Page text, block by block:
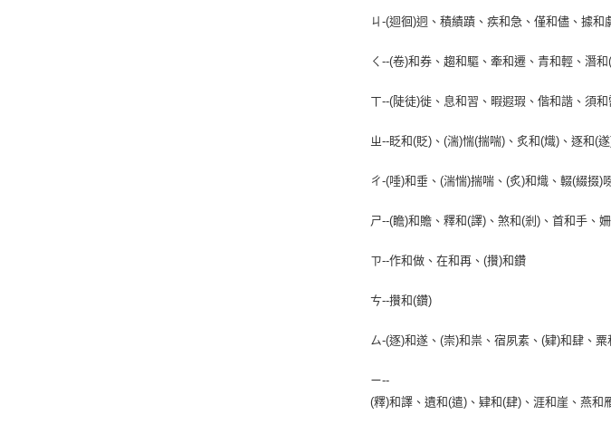
ㄐ-(迴徊)迥、積績蹟、疾和急、僅和儘、據和
ㄑ--(卷)和券、趨和驅、牽和遷、青和輕、潛
ㄒ--(陡徒)徙、息和習、暇遐瑕、偕和諧、須和
ㄓ--眨和(貶)、(湍)惴(揣喘)、炙和(熾)、逐和(
ㄔ-(唾)和垂、(湍惴)揣喘、(炙)和熾、輟(綴掇)
ㄕ--(瞻)和贍、釋和(譯)、煞和(剎)、首和手、
ㄗ--作和做、在和再、(攢)和鑽
ㄘ--攢和(鑽)
ㄙ-(逐)和遂、(崇)和祟、宿夙素、(肄)和肆、粟
ㄧ--
(釋)和譯、遺和(遣)、肄和(肆)、涯和崖、燕